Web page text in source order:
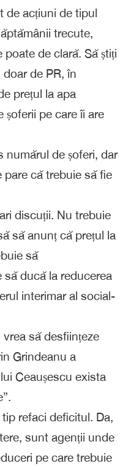
de acțiuni de tipul
trecute,
de clară. Să știți
de PR, în
prețul la apa
șoferii pe care îi are
numărul de șoferi, dar
că trebuie să fie
discuții. Nu trebuie
să anunț că prețul la
să
ducă la reducerea
interimar al social-
să desființeze
Grindeanu a
Ceaușescu exista
refaci deficitul. Da,
sunt agenții unde
pe care trebuie